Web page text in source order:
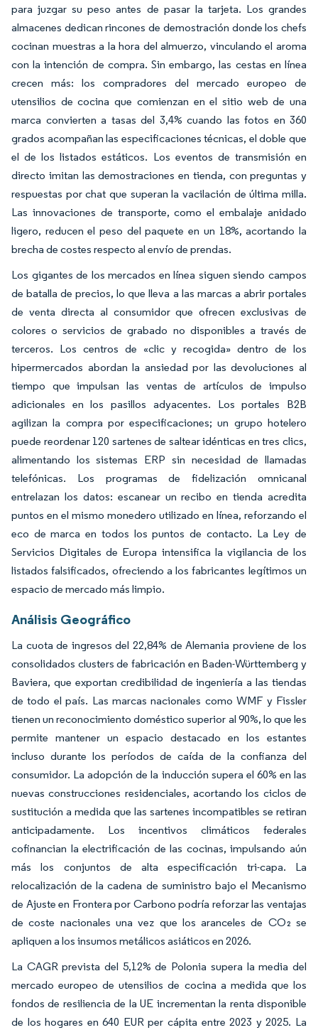
para juzgar su peso antes de pasar la tarjeta. Los grandes
almacenes dedican rincones de demostración donde los chefs
cocinan muestras a la hora del almuerzo, vinculando el aroma
con la intención de compra. Sin embargo, las cestas en línea
crecen más: los compradores del mercado europeo de
utensilios de cocina que comienzan en el sitio web de una
marca convierten a tasas del 3,4% cuando las fotos en 360
grados acompañan las especificaciones técnicas, el doble que
el de los listados estáticos. Los eventos de transmisión en
directo imitan las demostraciones en tienda, con preguntas y
respuestas por chat que superan la vacilación de última milla.
Las innovaciones de transporte, como el embalaje anidado
ligero, reducen el peso del paquete en un 18%, acortando la
brecha de costes respecto al envío de prendas.
Los gigantes de los mercados en línea siguen siendo campos
de batalla de precios, lo que lleva a las marcas a abrir portales
de venta directa al consumidor que ofrecen exclusivas de
colores o servicios de grabado no disponibles a través de
terceros. Los centros de «clic y recogida» dentro de los
hipermercados abordan la ansiedad por las devoluciones al
tiempo que impulsan las ventas de artículos de impulso
adicionales en los pasillos adyacentes. Los portales B2B
agilizan la compra por especificaciones; un grupo hotelero
puede reordenar 120 sartenes de saltear idénticas en tres clics,
alimentando los sistemas ERP sin necesidad de llamadas
telefónicas. Los programas de fidelización omnicanal
entrelazan los datos: escanear un recibo en tienda acredita
puntos en el mismo monedero utilizado en línea, reforzando el
eco de marca en todos los puntos de contacto. La Ley de
Servicios Digitales de Europa intensifica la vigilancia de los
listados falsificados, ofreciendo a los fabricantes legítimos un
espacio de mercado más limpio.
Análisis Geográfico
La cuota de ingresos del 22,84% de Alemania proviene de los
consolidados clusters de fabricación en Baden-Württemberg y
Baviera, que exportan credibilidad de ingeniería a las tiendas
de todo el país. Las marcas nacionales como WMF y Fissler
tienen un reconocimiento doméstico superior al 90%, lo que les
permite mantener un espacio destacado en los estantes
incluso durante los períodos de caída de la confianza del
consumidor. La adopción de la inducción supera el 60% en las
nuevas construcciones residenciales, acortando los ciclos de
sustitución a medida que las sartenes incompatibles se retiran
anticipadamente. Los incentivos climáticos federales
cofinancian la electrificación de las cocinas, impulsando aún
más los conjuntos de alta especificación tri-capa. La
relocalización de la cadena de suministro bajo el Mecanismo
de Ajuste en Frontera por Carbono podría reforzar las ventajas
de coste nacionales una vez que los aranceles de CO₂ se
apliquen a los insumos metálicos asiáticos en 2026.
La CAGR prevista del 5,12% de Polonia supera la media del
mercado europeo de utensilios de cocina a medida que los
fondos de resiliencia de la UE incrementan la renta disponible
de los hogares en 640 EUR per cápita entre 2023 y 2025. La